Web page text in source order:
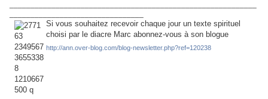
Si vous souhaitez recevoir chaque jour un texte spirituel
choisi par le diacre Marc abonnez-vous à son blogue
http://ann.over-blog.com/blog-newsletter.php?ref=120238